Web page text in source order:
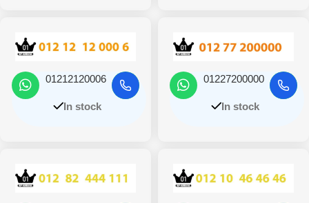
01227200000
In stock
01212120006
In stock